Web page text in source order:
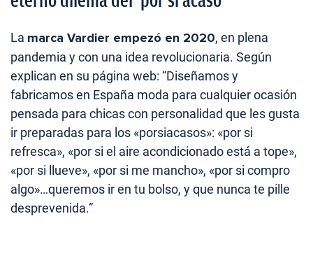
La marca Vardier empezó en 2020, en plena
pandemia y con una idea revolucionaria. Según
explican en su página web: “Diseñamos y
fabricamos en España moda para cualquier ocasión
pensada para chicas con personalidad que les gusta
ir preparadas para los «porsiacasos»: «por si
refresca», «por si el aire acondicionado está a tope»,
«por si llueve», «por si me mancho», «por si compro
algo»…queremos ir en tu bolso, y que nunca te pille
desprevenida.”